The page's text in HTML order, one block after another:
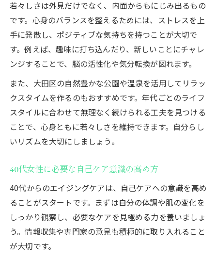
若々しさは外見だけでなく、内面からもにじみ出るもの
です。心身のバランスを整えるためには、ストレスを上
手に発散し、ポジティブな気持ちを持つことが大切で
す。例えば、趣味に打ち込んだり、新しいことにチャレ
ンジすることで、脳の活性化や気分転換が図れます。
また、大田区の自然豊かな公園や温泉を活用してリラッ
クスタイムを作るのもおすすめです。年代ごとのライフ
スタイルに合わせて無理なく続けられる工夫を見つける
ことで、心身ともに若々しさを維持できます。自分らし
いリズムを大切にしましょう。
40代女性に必要な自己ケア意識の高め方
40代からのエイジングケアは、自己ケアへの意識を高め
ることがスタートです。まずは自分の体調や肌の変化を
しっかり観察し、必要なケアを見極める力を養いましょ
う。情報収集や専門家の意見も積極的に取り入れること
が大切です。